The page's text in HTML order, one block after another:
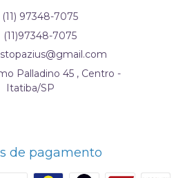
(11) 97348-7075
(11)97348-7075
Palladino 45 , Centro -
Itatiba/SP
de pagamento